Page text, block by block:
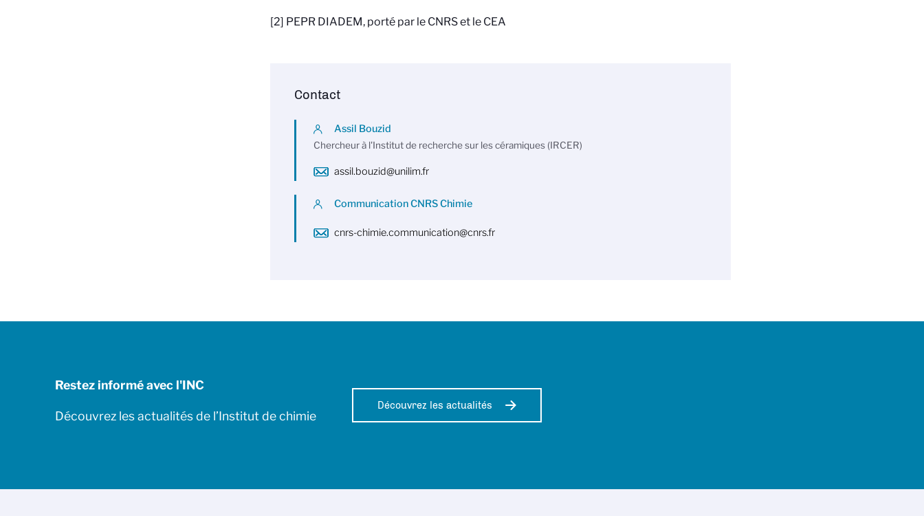
[2] PEPR DIADEM, porté par le CNRS et le CEA
Contact
Assil Bouzid
Chercheur à l'Institut de recherche sur les céramiques (IRCER)
assil.bouzid@unilim.fr
Communication CNRS Chimie
cnrs-chimie.communication@cnrs.fr
Restez informé avec l'INC
Découvrez les actualités de l’Institut de chimie
Découvrez les actualités